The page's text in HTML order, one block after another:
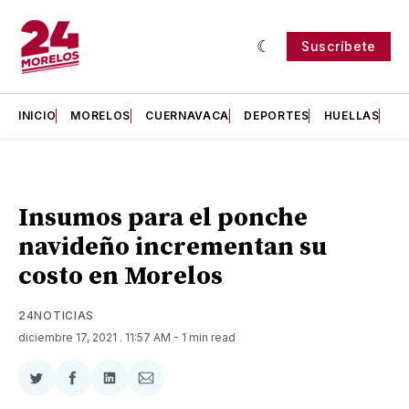
Suscríbete
INICIO MORELOS CUERNAVACA DEPORTES HUELLAS
Insumos para el ponche
navideño incrementan su
costo en Morelos
24NOTICIAS
diciembre 17, 2021 . 11:57 AM - 1 min read
CompartirCompartir
CompartirCompartir